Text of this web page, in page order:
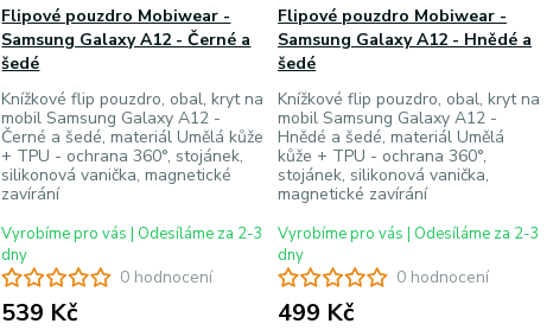
0 hodnocení
Flipové pouzdro Mobiwear -
Samsung Galaxy A12 - Černé a
šedé
Knížkové flip pouzdro, obal, kryt na
mobil Samsung Galaxy A12 -
Černé a šedé, materiál Umělá kůže
+ TPU - ochrana 360°, stojánek,
silikonová vanička, magnetické
zavírání
539 Kč
Vyrobíme pro vás | Odesíláme za 2-3
dny
0 hodnocení
Flipové pouzdro Mobiwear -
Samsung Galaxy A12 - Hnědé a
šedé
Knížkové flip pouzdro, obal, kryt na
mobil Samsung Galaxy A12 -
Hnědé a šedé, materiál Umělá
kůže + TPU - ochrana 360°,
stojánek, silikonová vanička,
magnetické zavírání
499 Kč
Vyrobíme pro vás | Odesíláme za 2-3
dny